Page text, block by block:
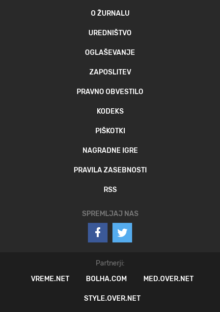
O ŽURNALU
UREDNIŠTVO
OGLAŠEVANJE
ZAPOSLITEV
PRAVNO OBVESTILO
KODEKS
PIŠKOTKI
NAGRADNE IGRE
PRAVILA ZASEBNOSTI
RSS
SPREMLJAJ NAS
Partnerji:
VREME.NET
BOLHA.COM MED.OVER.NET
STYLE.OVER.NET